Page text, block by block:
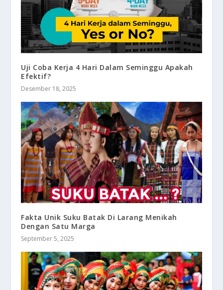
Uji Coba Kerja 4 Hari Dalam Seminggu Apakah
Efektif?
Desember 18, 2025
Fakta Unik Suku Batak Di Larang Menikah
Dengan Satu Marga
September 5, 2025